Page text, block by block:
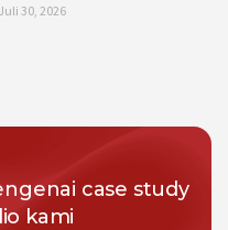
Juli 30, 2026
case study
kami